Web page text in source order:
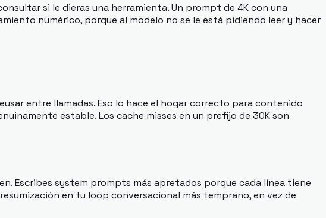
si le dieras una herramienta. Un prompt de 4K con una
numérico, porque al modelo no se le está pidiendo leer y hacer
entre llamadas. Eso lo hace el hogar correcto para contenido
estable. Los cache misses en un prefijo de 30K son
Escribes system prompts más apretados porque cada línea tiene
en tu loop conversacional más temprano, en vez de